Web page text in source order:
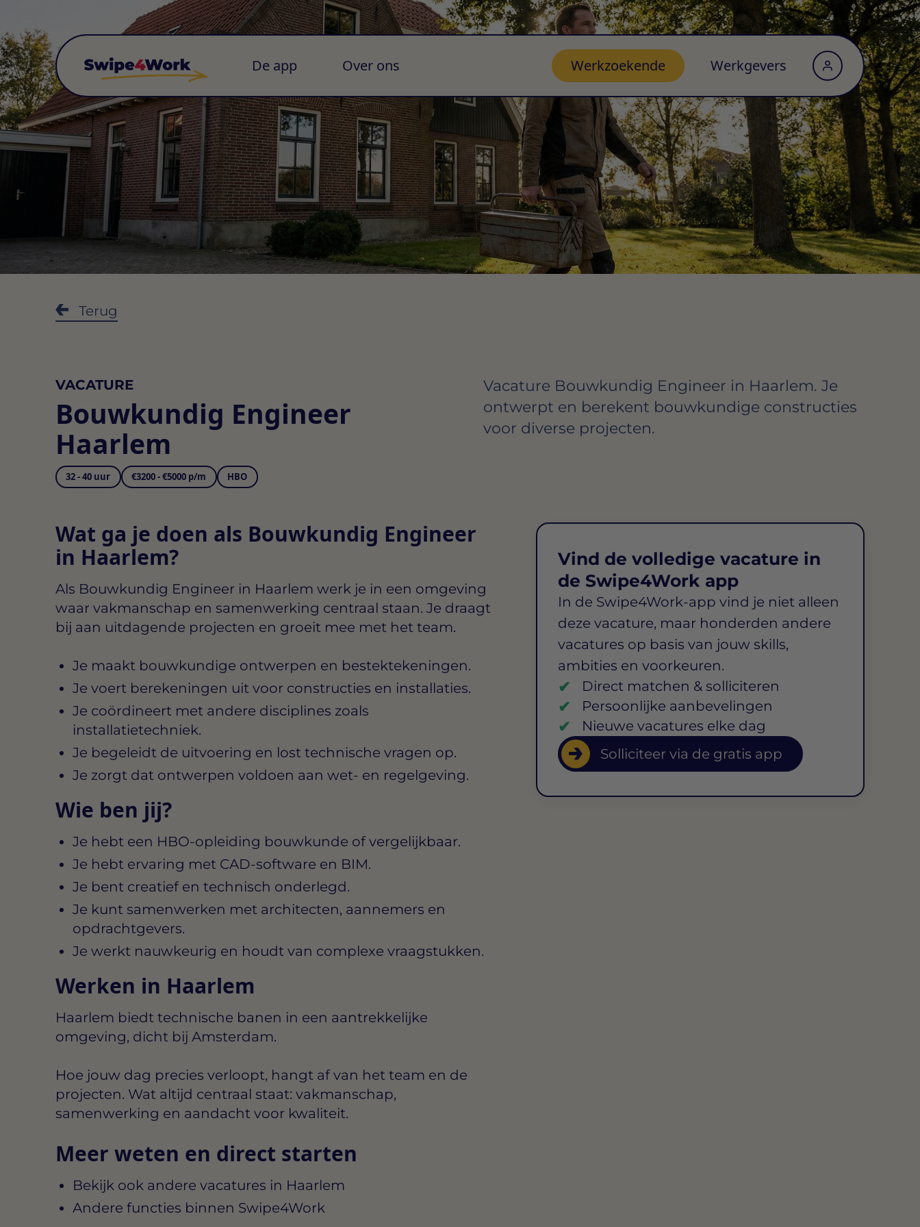
De app Over ons Werkzoekende Werkgevers
Terug
VACATURE
Bouwkundig Engineer
Haarlem
32 - 40 uur €3200 - €5000 p/m HBO
Vacature Bouwkundig Engineer in Haarlem. Je
ontwerpt en berekent bouwkundige constructies
voor diverse projecten.
Wat ga je doen als Bouwkundig Engineer
in Haarlem?
Als Bouwkundig Engineer in Haarlem werk je in een omgeving
waar vakmanschap en samenwerking centraal staan. Je draagt
bij aan uitdagende projecten en groeit mee met het team.
Je maakt bouwkundige ontwerpen en bestektekeningen.
Je voert berekeningen uit voor constructies en installaties.
Je coördineert met andere disciplines zoals
installatietechniek.
Je begeleidt de uitvoering en lost technische vragen op.
Je zorgt dat ontwerpen voldoen aan wet- en regelgeving.
Wie ben jij?
Je hebt een HBO-opleiding bouwkunde of vergelijkbaar.
Je hebt ervaring met CAD-software en BIM.
Je bent creatief en technisch onderlegd.
Je kunt samenwerken met architecten, aannemers en
opdrachtgevers.
Je werkt nauwkeurig en houdt van complexe vraagstukken.
Werken in Haarlem
Haarlem biedt technische banen in een aantrekkelijke
omgeving, dicht bij Amsterdam.
Hoe jouw dag precies verloopt, hangt af van het team en de
projecten. Wat altijd centraal staat: vakmanschap,
samenwerking en aandacht voor kwaliteit.
Meer weten en direct starten
Bekijk ook andere vacatures in Haarlem
Andere functies binnen Swipe4Work
Vind de volledige vacature in
de Swipe4Work app
In de Swipe4Work-app vind je niet alleen
deze vacature, maar honderden andere
vacatures op basis van jouw skills,
ambities en voorkeuren.
Direct matchen & solliciteren
Persoonlijke aanbevelingen
Nieuwe vacatures elke dag
Solliciteer via de gratis app